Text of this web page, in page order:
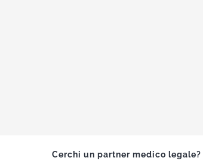
Cerchi un partner medico legale?